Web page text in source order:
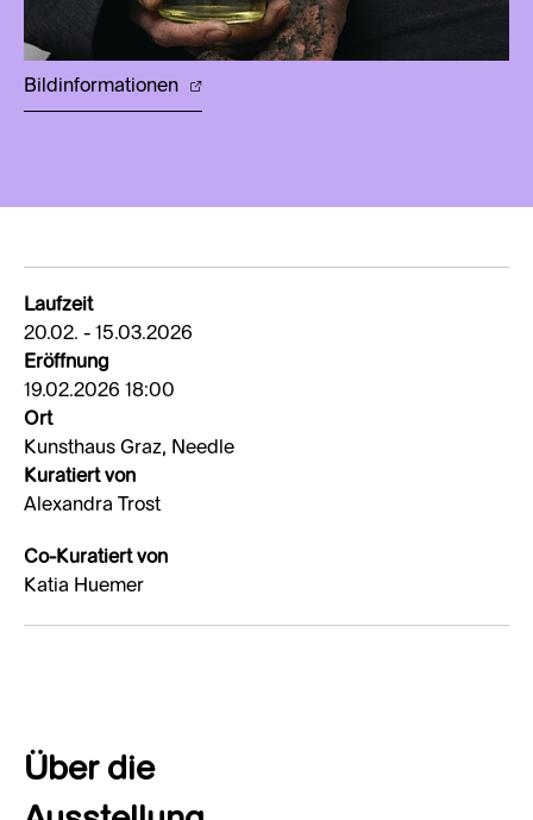
Bildinformationen
Laufzeit
20.02. - 15.03.2026
Eröffnung
19.02.2026 18:00
Ort
Kunsthaus Graz, Needle
Kuratiert von
Alexandra Trost
Co-Kuratiert von
Katia Huemer
Über die